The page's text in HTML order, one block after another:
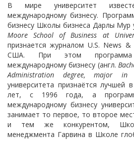
В мире университет
международному бизнесу.
бизнесу Школы бизнеса Дарлы Мур
Moore School of Business at
признается журналом U.S. News
США. При этом программа
международному бизнесу (англ.
Administration degree, major in
университета признаётся лучшей
лет, с 1996 года, а
международному бизнесу
занимает то первое, то второе
и тем же конкурентом,
менеджмента Гарвина в Школе